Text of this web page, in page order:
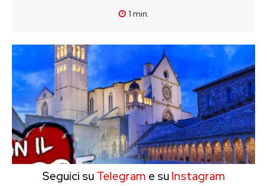
1 min.
Seguici su Telegram e su Instagram